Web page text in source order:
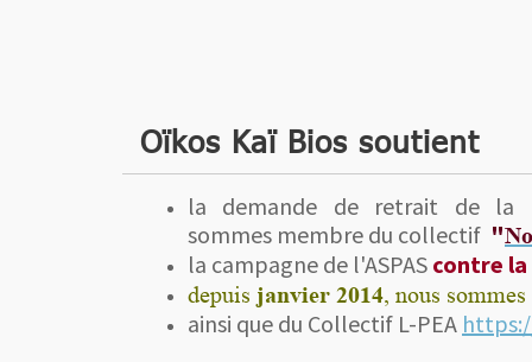
Oïkos Kaï Bios soutient
la demande de retrait de la
sommes membre du collectif "
la campagne de l'ASPAS contre la
depuis janvier 2014, nous
ainsi que du Collectif L-PEA